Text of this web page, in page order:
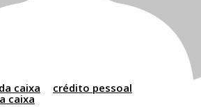
caixa
crédito pessoal
caixa